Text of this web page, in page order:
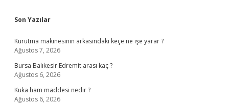
Sidebar
Son Yazılar
Kurutma makinesinin arkasındaki keçe ne işe yarar ?
Ağustos 7, 2026
Bursa Balıkesir Edremit arası kaç ?
Ağustos 6, 2026
Kuka ham maddesi nedir ?
Ağustos 6, 2026